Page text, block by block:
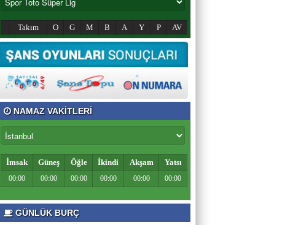
Takım O G M B A Y P AV
NAMAZ VAKİTLERİ
İmsak Güneş Öğle İkindi Akşam Yatsı
00:00 00:00 00:00 00:00 00:00 00:00
GÜNLÜK BURÇ